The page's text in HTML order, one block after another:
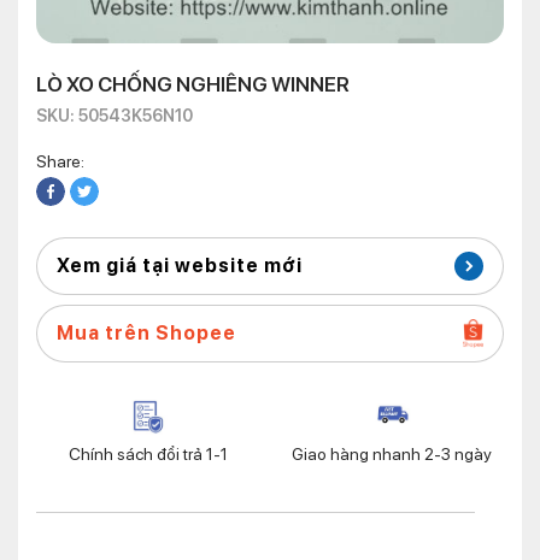
LÒ XO CHỐNG NGHIÊNG WINNER
SKU: 50543K56N10
Share:
Xem giá tại website mới
Mua trên Shopee
Chính sách đổi trả 1-1 Giao hàng nhanh 2-3 ngày